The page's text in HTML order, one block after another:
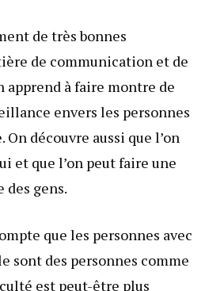
de très bonnes
de communication et de
apprend à faire montre de
envers les personnes
On découvre aussi que l’on
et que l’on peut faire une
des gens.
que les personnes avec
sont des personnes comme
est peut-être plus